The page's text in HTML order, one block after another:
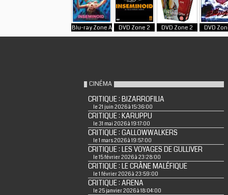
Blu-ray Zone A DVD Zone 2 DVD Zone 2 DVD
CINÉMA
CRITIQUE : BIZARROFILIA
le 21 juin 2026 à 15:36:00
CRITIQUE : KARUPPU
le 31 mai 2026 à 19:17:00
CRITIQUE : GALLOWWALKERS
le 1 mars 2026 à 19:57:00
CRITIQUE : LES VOYAGES DE GULLIVER
le 15 février 2026 à 23:28:00
CRITIQUE : LE CRÂNE MALÉFIQUE
le 1 février 2026 à 23:59:00
CRITIQUE : ARENA
le 25 janvier 2026 à 18:04:00